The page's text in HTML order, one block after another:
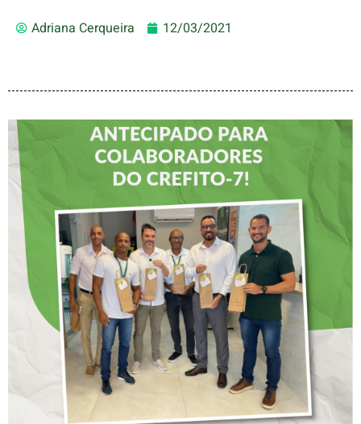
Adriana Cerqueira 12/03/2021
DIA DOS PAIS É
ANTECIPADO PARA
COLABORADORES DO
CREFITO-7